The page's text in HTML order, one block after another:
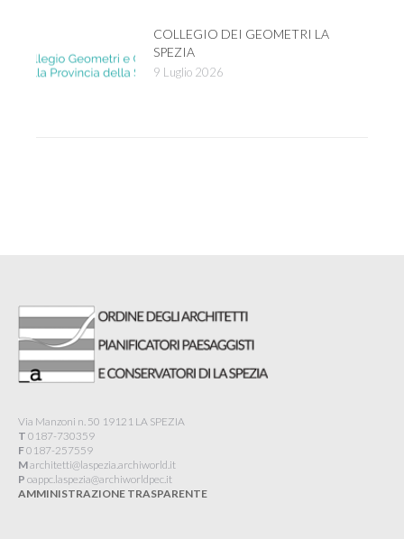
COLLEGIO DEI GEOMETRI LA
SPEZIA
9 Luglio 2026
Via Manzoni n. 50 19121 LA SPEZIA
T 0187-730359
F0187-257559
Marchitetti@laspezia.archiworld.it
P oappc.laspezia@archiworldpec.it​
AMMINISTRAZIONE TRASPARENTE